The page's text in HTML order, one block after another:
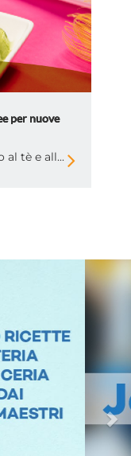
per nuove
al tè e all...